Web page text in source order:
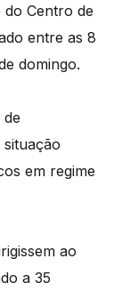
Centro de
entre as 8
domingo.
em regime
ao
a 35